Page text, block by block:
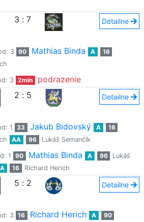
3 : 7 Detailne
3 90 Mathias Binda A
16
3 2min
podrazenie
2 : 5 Detailne
1 33 Jakub Bidovský A
16
AA 96 Lukáš Semančík
1 90 Mathias Binda A 96
Lukáš
16 Richard Herich
5 : 2 Detailne
3 16 Richard Herich A
90